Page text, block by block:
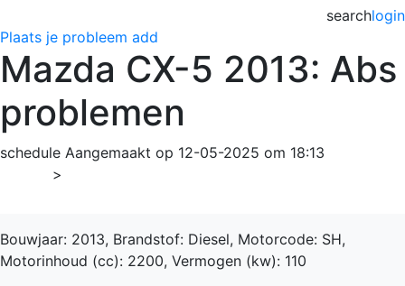
login
search
Plaats je probleem add
Mazda CX-5 2013: Abs
problemen
schedule Aangemaakt op 12-05-2025 om 18:13
>
Bouwjaar: 2013, Brandstof: Diesel, Motorcode: SH,
Motorinhoud (cc): 2200, Vermogen (kw): 110